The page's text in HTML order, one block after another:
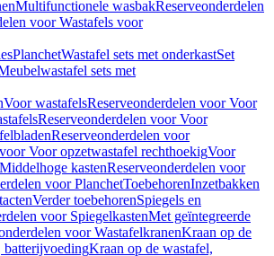
Multifunctionele wasbakReserveonderdelen
voor Wastafels voor
PlanchetWastafel sets met onderkastSet
sets met
Voor wastafelsReserveonderdelen voor Voor
Reserveonderdelen voor Voor
Reserveonderdelen voor
Voor opzetwastafel rechthoekigVoor
Middelhoge kastenReserveonderdelen voor
voor PlanchetToebehorenInzetbakken
Verder toebehorenSpiegels en
voor SpiegelkastenMet geïntegreerde
voor WastafelkranenKraan op de
batterijvoedingKraan op de wastafel,